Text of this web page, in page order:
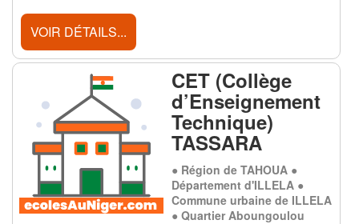
VOIR DÉTAILS...
CET (Collège
d’Enseignement
Technique)
TASSARA
● Région de TAHOUA ●
Département d'ILLELA ●
Commune urbaine de ILLELA
● Quartier Aboungoulou